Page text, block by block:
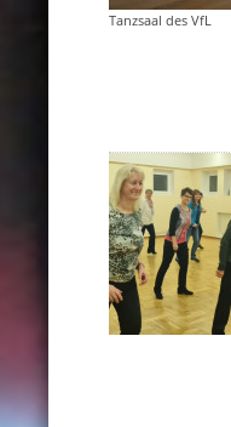
Tanzsaal des VfL